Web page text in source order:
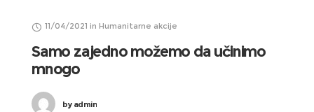
11/04/2021 in Humanitarne akcije
Samo zajedno možemo da učinimo
mnogo
byadmin